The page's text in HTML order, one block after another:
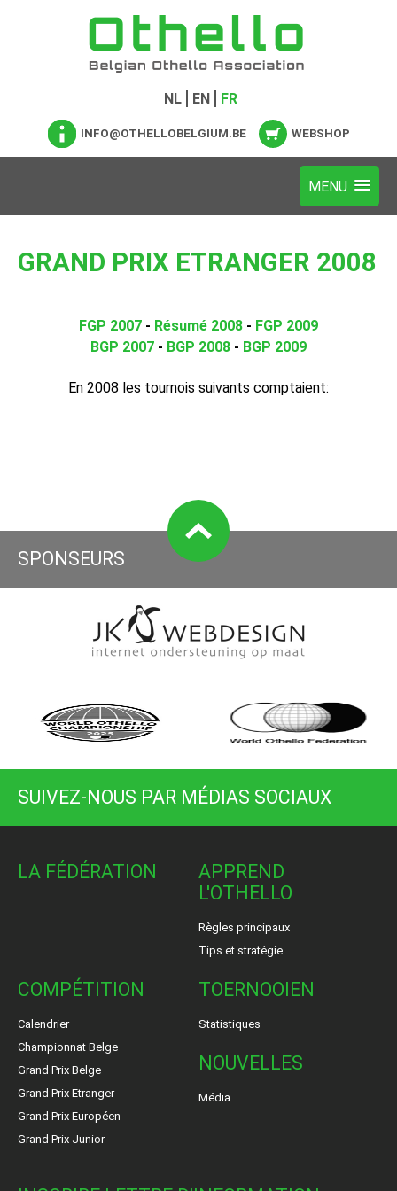
NL EN FR
INFO@OTHELLOBELGIUM.BE WEBSHOP
GRAND PRIX ETRANGER 2008
FGP 2007 - Résumé 2008 - FGP 2009
BGP 2007 - BGP 2008 - BGP 2009
En 2008 les tournois suivants comptaient:
SPONSEURS
SUIVEZ-NOUS PAR MÉDIAS SOCIAUX
LA FÉDÉRATION
APPREND
L'OTHELLO
Règles principaux
Tips et stratégie
COMPÉTITION
Calendrier
Championnat Belge
Grand Prix Belge
Grand Prix Etranger
Grand Prix Européen
Grand Prix Junior
TOERNOOIEN
Statistiques
NOUVELLES
Média